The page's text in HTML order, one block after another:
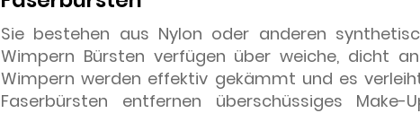
Sie bestehen aus Nylon oder anderen
Wimpern Bürsten verfügen über weiche, dicht
Wimpern werden effektiv gekämmt und es
Faserbürsten entfernen überschüssiges